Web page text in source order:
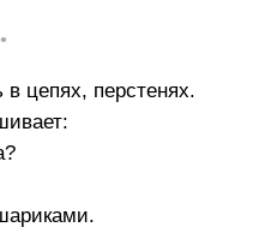
в цепях, перстенях.